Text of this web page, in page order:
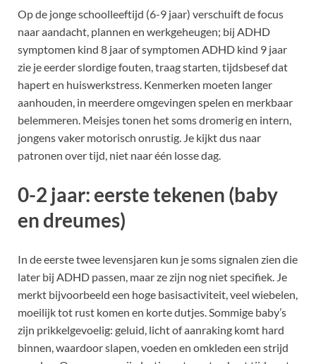
Op de jonge schoolleeftijd (6-9 jaar) verschuift de focus
naar aandacht, plannen en werkgeheugen; bij ADHD
symptomen kind 8 jaar of symptomen ADHD kind 9 jaar
zie je eerder slordige fouten, traag starten, tijdsbesef dat
hapert en huiswerkstress. Kenmerken moeten langer
aanhouden, in meerdere omgevingen spelen en merkbaar
belemmeren. Meisjes tonen het soms dromerig en intern,
jongens vaker motorisch onrustig. Je kijkt dus naar
patronen over tijd, niet naar één losse dag.
0-2 jaar: eerste tekenen (baby
en dreumes)
In de eerste twee levensjaren kun je soms signalen zien die
later bij ADHD passen, maar ze zijn nog niet specifiek. Je
merkt bijvoorbeeld een hoge basisactiviteit, veel wiebelen,
moeilijk tot rust komen en korte dutjes. Sommige baby’s
zijn prikkelgevoelig: geluid, licht of aanraking komt hard
binnen, waardoor slapen, voeden en omkleden een strijd